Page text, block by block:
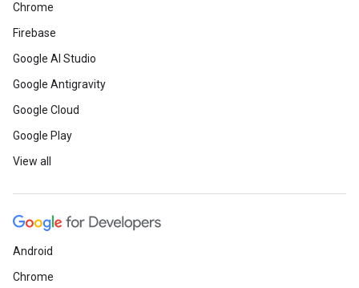
Chrome
Firebase
Google AI Studio
Google Antigravity
Google Cloud
Google Play
View all
Android
Chrome